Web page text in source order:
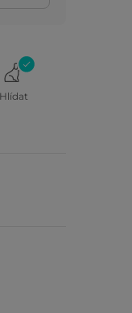
Hlídat